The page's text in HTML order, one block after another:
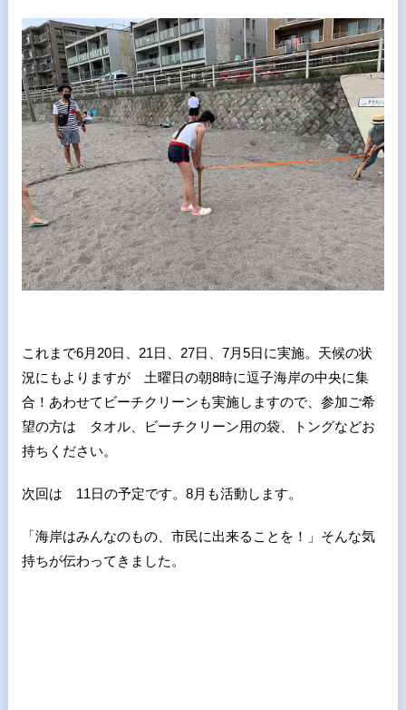
これまで6月20日、21日、27日、7月5日に実施。天候の状
況にもよりますが 土曜日の朝8時に逗子海岸の中央に集
合！あわせてビーチクリーンも実施しますので、参加ご希
望の方は タオル、ビーチクリーン用の袋、トングなどお
持ちください。
次回は 11日の予定です。8月も活動します。
「海岸はみんなのもの、市民に出来ることを！」そんな気
持ちが伝わってきました。